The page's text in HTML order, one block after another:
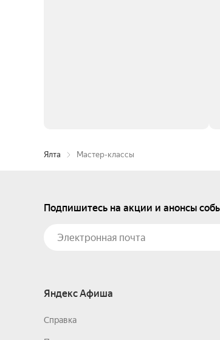
Ялта Мастер-классы
Подпишитесь на акции и анонсы
Яндекс Афиша
Справка